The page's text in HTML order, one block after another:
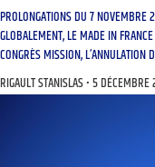
PROLONGATIONS DU 7 NOVEMBRE
GLOBALEMENT, LE MADE IN
CONGRÈS MISSION, L’ANNULATION
RIGAULT STANISLAS 5